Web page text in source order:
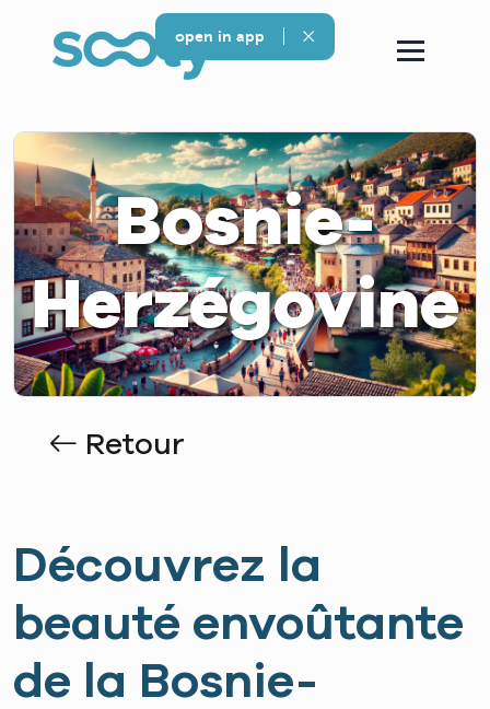
Bosnie-
Herzégovine
Retour
Découvrez la
beauté envoûtante
de la Bosnie-
open in app